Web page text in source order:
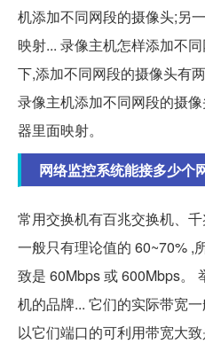
机添加不同网段的摄像头;另
映射... 录像主机怎样添加不
下,添加不同网段的摄像头有
录像主机添加不同网段的摄
器里面映射。
网络监控系统能接多少个
常用交换机有百兆交换机、
一般只有理论值的 60~70% ,
致是 60Mbps 或 600Mbps。
机的品牌... 它们的实际带宽
以它们端口的可利用带宽大致